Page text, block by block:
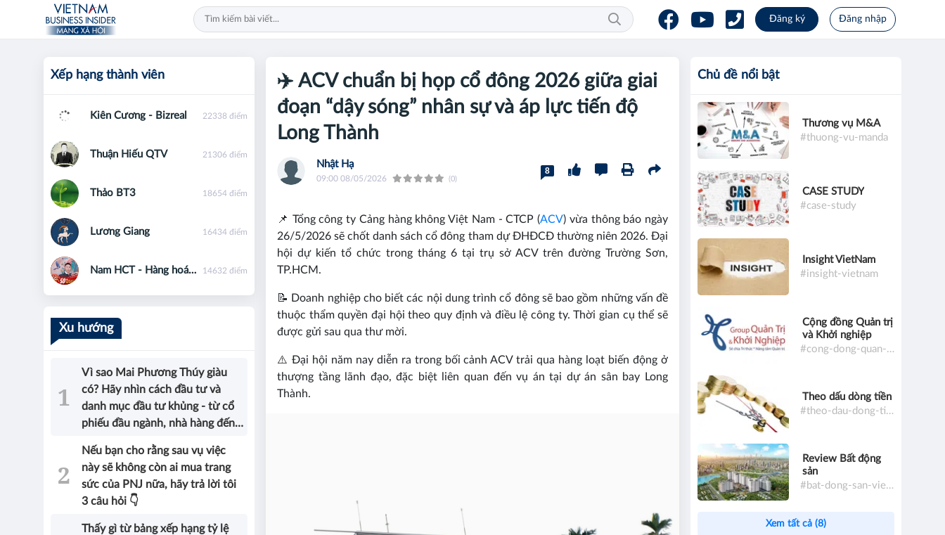
Đăng ký Đăng nhập
✈️ ACV chuẩn bị họp cổ đông 2026 giữa giai
đoạn “dậy sóng” nhân sự và áp lực tiến độ
Long Thành
Nhật Hạ
09:00 08/05/2026 (0)
8
📌 Tổng công ty Cảng hàng không Việt Nam - CTCP (ACV) vừa thông báo ngày
26/5/2026 sẽ chốt danh sách cổ đông tham dự ĐHĐCĐ thường niên 2026. Đại
hội dự kiến tổ chức trong tháng 6 tại trụ sở ACV trên đường Trường Sơn,
TP.HCM.
📝 Doanh nghiệp cho biết các nội dung trình cổ đông sẽ bao gồm những vấn đề
thuộc thẩm quyền đại hội theo quy định và điều lệ công ty. Thời gian cụ thể sẽ
được gửi sau qua thư mời.
⚠️ Đại hội năm nay diễn ra trong bối cảnh ACV trải qua hàng loạt biến động ở
thượng tầng lãnh đạo, đặc biệt liên quan đến vụ án tại dự án sân bay Long
Thành.
Xếp hạng thành viên
Kiên Cương - Bizreal 22338 điểm
Thuận Hiếu QTV 21306 điểm
Thảo BT3 18654 điểm
Lương Giang 16434 điểm
Nam HCT - Hàng hoá phái sinh - 0867091553 14632 điểm
Xu hướng
Vì sao Mai Phương Thúy giàu
có? Hãy nhìn cách đầu tư và
danh mục đầu tư khủng - từ cổ
phiếu đầu ngành, nhà hàng đến
được câu trả lời!
Nếu bạn cho rằng sau vụ việc
này sẽ không còn ai mua trang
sức của PNJ nữa, hãy trả lời tôi
3 câu hỏi 👇
Thấy gì từ bảng xếp hạng tỷ lệ
Chủ đề nổi bật
Thương vụ M&A
#thuong-vu-manda
CASE STUDY
#case-study
Insight VietNam
#insight-vietnam
Cộng đồng Quản trị
và Khởi nghiệp
#cong-dong-quan-tri-va-khoi-nghiep
Theo dấu dòng tiền
#theo-dau-dong-tien
Review Bất động
sản
#bat-dong-san-viet-nam
Xem tất cả (8)